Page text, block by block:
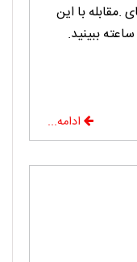
.مقابله با این
ببینید.
ادامه...